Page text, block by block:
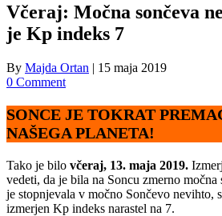
Včeraj: Močna sončeva
je Kp indeks 7
By Majda Ortan | 15 maja 2019
0 Comment
SONCE JE TOKRAT
NAŠEGA PLANETA!
Tako je bilo včeraj, 13. maja 2019.
vedeti, da je bila na Soncu zmerno močna
je stopnjevala v močno Sončevo nevihto,
izmerjen Kp indeks narastel na 7.